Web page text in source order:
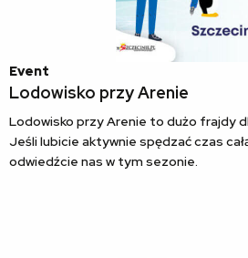
Event
Lodowisko przy Arenie
Lodowisko przy Arenie to dużo frajdy
Jeśli lubicie aktywnie spędzać czas
odwiedźcie nas w tym sezonie.